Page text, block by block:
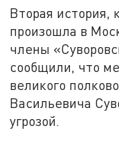
Вторая история,
произошла в
члены
сообщили, что
великого
Васильевича
угрозой.